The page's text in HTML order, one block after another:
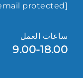
protected]
ساعات العمل
9.00-18.00